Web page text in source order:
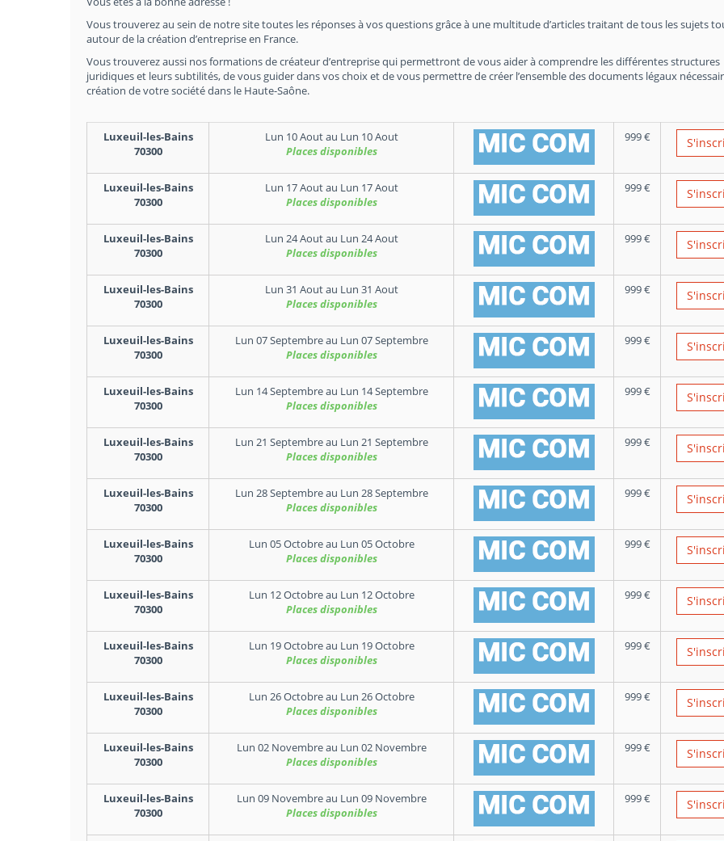
Vous trouverez au sein de notre site toutes les réponses à vos questions grâce à une multitude d’articles traitant de tous les sujets
autour de la création d’entreprise en France.
Vous trouverez aussi nos formations de créateur d’entreprise qui permettront de vous aider à comprendre les différentes structures
juridiques et leurs subtilités, de vous guider dans vos choix et de vous permettre de créer l’ensemble des documents légaux
création de votre société dans le Haute-Saône.
Luxeuil-les-Bains
70300
Lun 10 Aoutau Lun 10 Aout
Places disponibles
999€
Luxeuil-les-Bains
70300
Lun 17 Aoutau Lun 17 Aout
Places disponibles
999€
Luxeuil-les-Bains
70300
Lun 24 Aoutau Lun 24 Aout
Places disponibles
999€
Luxeuil-les-Bains
70300
Lun 31 Aoutau Lun 31 Aout
Places disponibles
999€
Luxeuil-les-Bains
70300
Lun 07 Septembreau Lun 07 Septembre
Places disponibles
999€
Luxeuil-les-Bains
70300
Lun 14 Septembreau Lun 14 Septembre
Places disponibles
999€
Luxeuil-les-Bains
70300
Lun 21 Septembreau Lun 21 Septembre
Places disponibles
999€
Luxeuil-les-Bains
70300
Lun 28 Septembreau Lun 28 Septembre
Places disponibles
999€
Luxeuil-les-Bains
70300
Lun 05 Octobreau Lun 05 Octobre
Places disponibles
999€
Luxeuil-les-Bains
70300
Lun 12 Octobreau Lun 12 Octobre
Places disponibles
999€
Luxeuil-les-Bains
70300
Lun 19 Octobreau Lun 19 Octobre
Places disponibles
999€
Luxeuil-les-Bains
70300
Lun 26 Octobreau Lun 26 Octobre
Places disponibles
999€
Luxeuil-les-Bains
70300
Lun 02 Novembreau Lun 02 Novembre
Places disponibles
999€
Luxeuil-les-Bains
70300
Lun 09 Novembreau Lun 09 Novembre
Places disponibles
999€